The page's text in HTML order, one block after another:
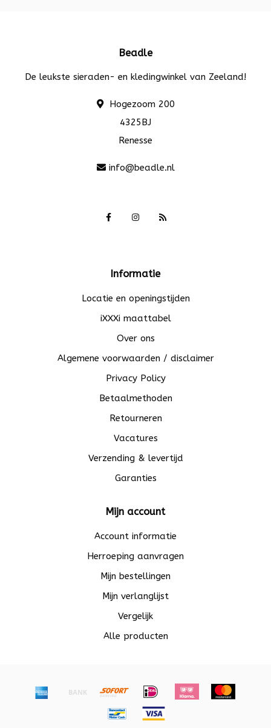
Beadle
De leukste sieraden- en kledingwinkel van Zeeland!
Hogezoom 200
4325BJ
Renesse
info@beadle.nl
Informatie
Locatie en openingstijden
iXXXi maattabel
Over ons
Algemene voorwaarden / disclaimer
Privacy Policy
Betaalmethoden
Retourneren
Vacatures
Verzending & levertijd
Garanties
Mijn account
Account informatie
Herroeping aanvragen
Mijn bestellingen
Mijn verlanglijst
Vergelijk
Alle producten